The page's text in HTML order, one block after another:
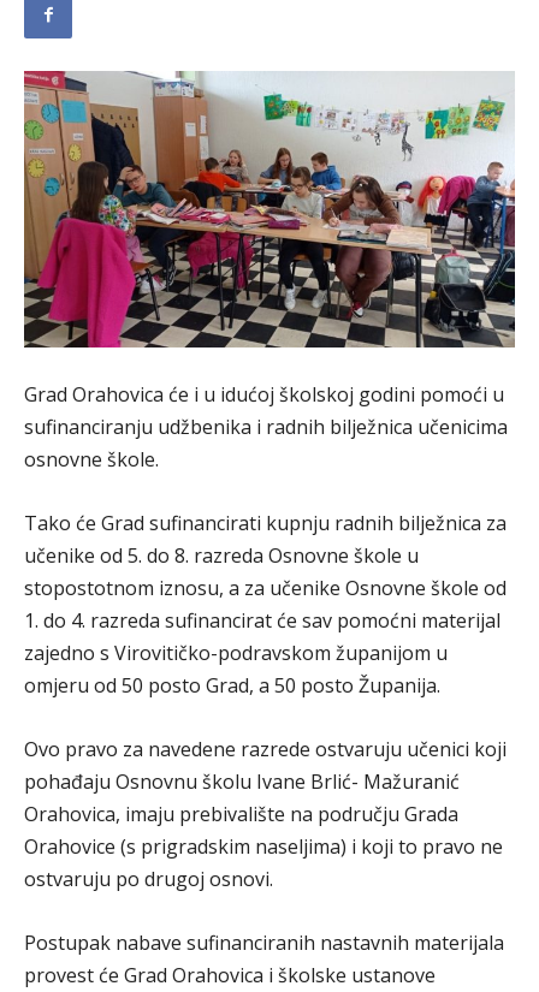
Grad Orahovica će i u idućoj školskoj godini pomoći u
sufinanciranju udžbenika i radnih bilježnica učenicima
osnovne škole.
Tako će Grad sufinancirati kupnju radnih bilježnica za
učenike od 5. do 8. razreda Osnovne škole u
stopostotnom iznosu, a za učenike Osnovne škole od
1. do 4. razreda sufinancirat će sav pomoćni materijal
zajedno s Virovitičko-podravskom županijom u
omjeru od 50 posto Grad, a 50 posto Županija.
Ovo pravo za navedene razrede ostvaruju učenici koji
pohađaju Osnovnu školu Ivane Brlić- Mažuranić
Orahovica, imaju prebivalište na području Grada
Orahovice (s prigradskim naseljima) i koji to pravo ne
ostvaruju po drugoj osnovi.
Postupak nabave sufinanciranih nastavnih materijala
provest će Grad Orahovica i školske ustanove